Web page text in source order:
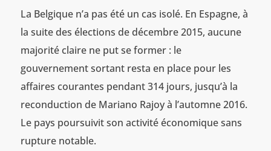
La Belgique n’a pas été un cas isolé. En Espagne, à
la suite des élections de décembre 2015, aucune
majorité claire ne put se former : le
gouvernement sortant resta en place pour les
affaires courantes pendant 314 jours, jusqu’à la
reconduction de Mariano Rajoy à l’automne 2016.
Le pays poursuivit son activité économique sans
rupture notable.